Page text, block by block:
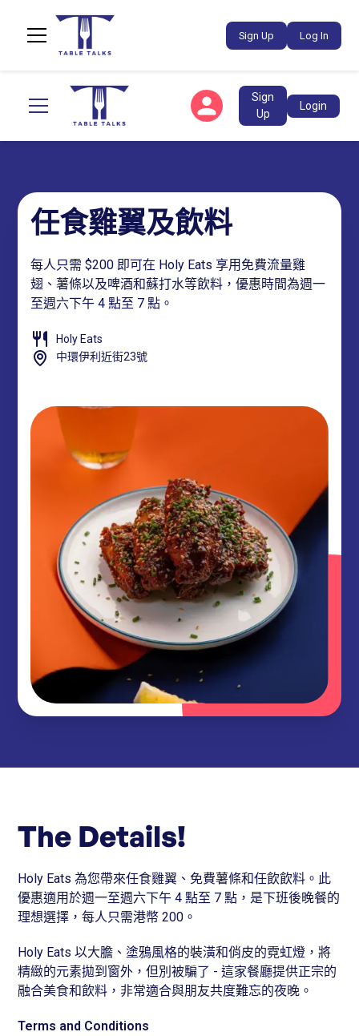
Sign Up Log In
Sign
Up
Login
任食雞翼及飲料
每人只需 $200 即可在 Holy Eats 享用免費流量雞
翅、薯條以及啤酒和蘇打水等飲料，優惠時間為週一
至週六下午 4 點至 7 點。
Holy Eats
中環伊利近街23號
The Details!
Holy Eats 為您帶來任食雞翼、免費薯條和任飲飲料。此
優惠適用於週一至週六下午 4 點至 7 點，是下班後晚餐的
理想選擇，每人只需港幣 200。
Holy Eats 以大膽、塗鴉風格的裝潢和俏皮的霓虹燈，將
精緻的元素拋到窗外，但別被騙了 - 這家餐廳提供正宗的
融合美食和飲料，非常適合與朋友共度難忘的夜晚。
Terms and Conditions